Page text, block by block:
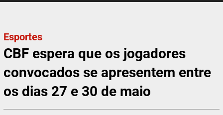
Esportes
CBF espera que os jogadores
convocados se apresentem entre
os dias 27 e 30 de maio